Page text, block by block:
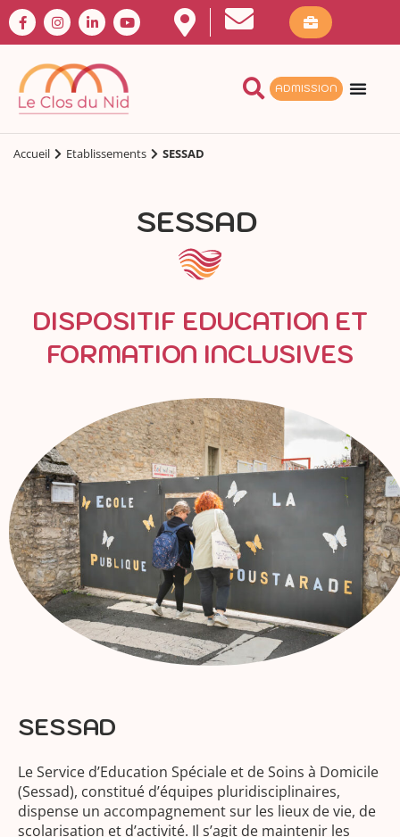
ADMISSION
Accueil Etablissements SESSAD
SESSAD
DISPOSITIF EDUCATION ET
FORMATION INCLUSIVES
SESSAD
Le Service d’Education Spéciale et de Soins à Domicile
(Sessad), constitué d’équipes pluridisciplinaires,
dispense un accompagnement sur les lieux de vie, de
scolarisation et d’activité. Il s’agit de maintenir les